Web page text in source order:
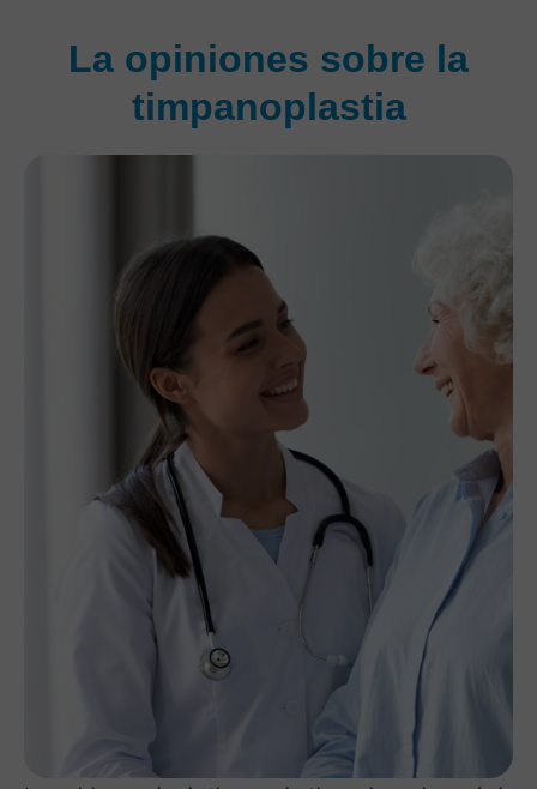
La opiniones sobre la
timpanoplastia